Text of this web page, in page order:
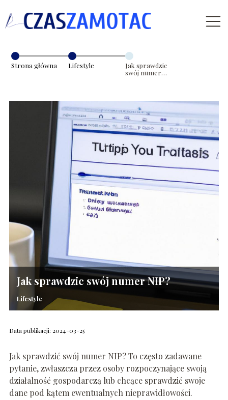
Strona główna Lifestyle
Jak sprawdzic
swój numer
Jak sprawdzic swój numer NIP?
Lifestyle
Data publikacji: 2024-03-25
Jak sprawdzić swój numer NIP? To często zadawane
pytanie, zwłaszcza przez osoby rozpoczynające swoją
działalność gospodarczą lub chcące sprawdzić swoje
dane pod kątem ewentualnych nieprawidłowości.